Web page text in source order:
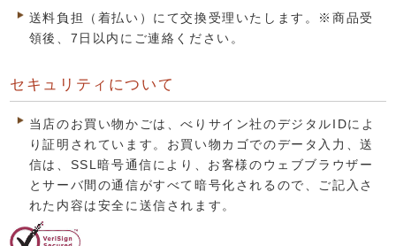
送料負担（着払い）にて交換受理いたします。※商品受
領後、7日以内にご連絡ください。
セキュリティについて
当店のお買い物かごは、べりサイン社のデジタルIDによ
り証明されています。お買い物カゴでのデータ入力、送
信は、SSL暗号通信により、お客様のウェブブラウザー
とサーバ間の通信がすべて暗号化されるので、ご記入さ
れた内容は安全に送信されます。